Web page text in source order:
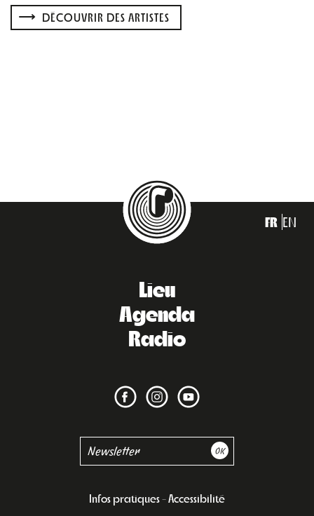
DÉCOUVRIR DES ARTISTES
FR EN
Lieu
Agenda
Radio
Infos pratiques Accessibilité